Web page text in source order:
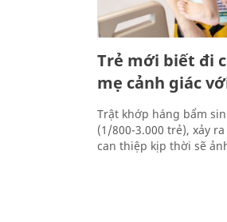
Trẻ mới biết đi
mẹ cảnh giác
Trật khớp háng bẩm
(1/800-3.000 trẻ), xảy
can thiệp kịp thời sẽ